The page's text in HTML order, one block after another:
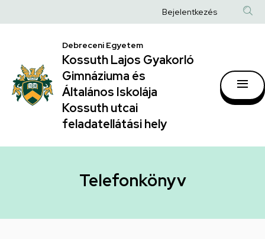
|
Kossuth
Lajos
Gyakorló
Gimnáziuma
Általános
a
Anonim
fiók
Bejelentkezés
Debreceni Egyetem
Kossuth Lajos Gyakorló
Gimnáziuma és
Általános Iskolája
Kossuth utcai
feladatellátási hely
Telefonkönyv